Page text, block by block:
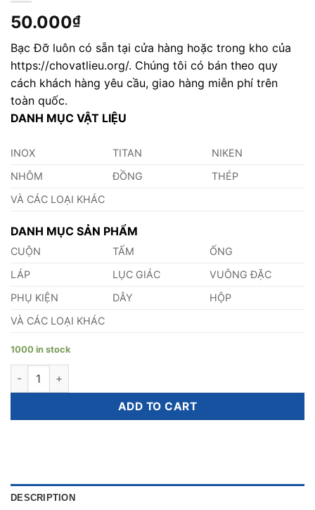
50.000₫
Bạc Đỡ luôn có sẵn tại cửa hàng hoặc trong kho của
https://chovatlieu.org/. Chúng tôi có bán theo quy
cách khách hàng yêu cầu, giao hàng miễn phí trên
toàn quốc.
DANH MỤC VẬT LIỆU
INOX TITAN
NIKEN
NHÔM
ĐỒNG
THÉP
VÀ CÁC LOẠI KHÁC
DANH MỤC SẢN PHẨM
CUỘN TẤM
ỐNG
LÁP
LỤC GIÁC
VUÔNG ĐẶC
PHỤ KIỆN
DÂY
HỘP
VÀ CÁC LOẠI KHÁC
1000 in stock
Bạc Đỡ quantity
ADD TO CART
DESCRIPTION